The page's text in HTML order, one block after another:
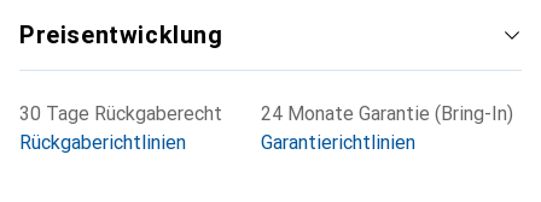
Preisentwicklung
30 Tage Rückgaberecht
Rückgaberichtlinien
24 Monate Garantie (Bring-In)
Garantierichtlinien